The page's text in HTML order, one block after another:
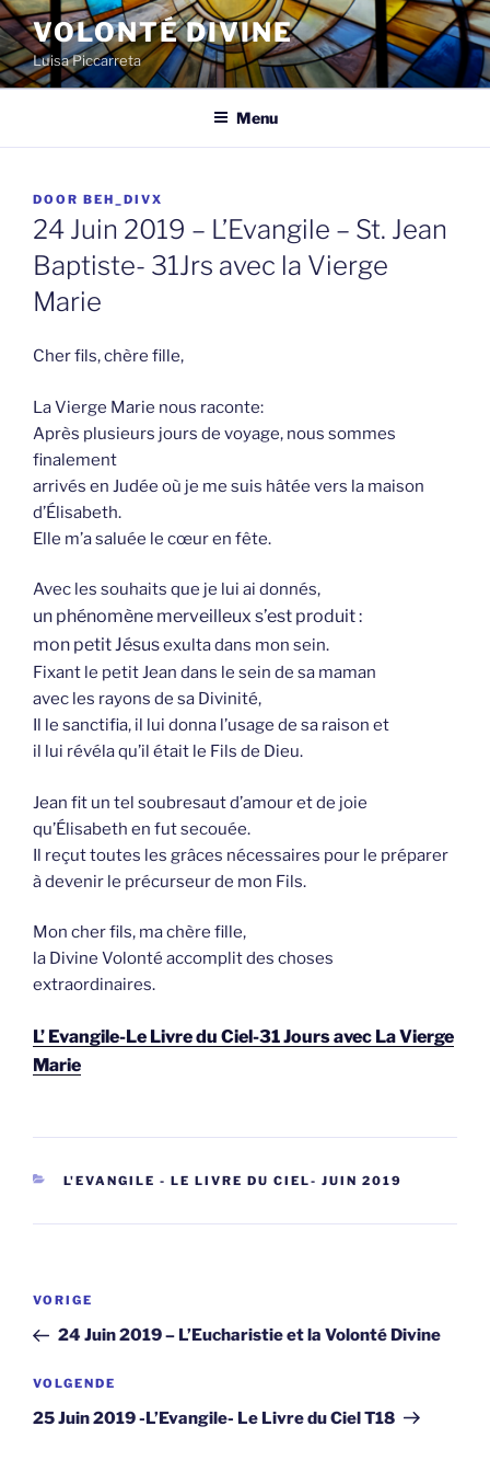
Spring
naar
de
inhoud
VOLONTÉ DIVINE
Luisa Piccarreta
Menu
GEPLAATST
OP
DOOR BEH_DIVX
24 Juin 2019 – L’Evangile – St. Jean
Baptiste- 31Jrs avec la Vierge
Marie
Cher fils, chère fille,
La Vierge Marie nous raconte:
Après plusieurs jours de voyage, nous sommes
finalement
arrivés en Judée où je me suis hâtée vers la maison
d’Élisabeth.
Elle m’a saluée le cœur en fête.
Avec les souhaits que je lui ai donnés,
un phénomène merveilleux s’est produit :
mon petit Jésusexulta dans mon sein.
Fixant le petit Jean dans le sein de sa maman
avec les rayons de sa Divinité,
Il le sanctifia, il lui donna l’usage de sa raison et
il lui révéla qu’il était le Fils de Dieu.
Jean fit un tel soubresaut d’amour et de joie
qu’Élisabeth en fut secouée.
Il reçut toutes les grâces nécessaires pour le préparer
à devenir le précurseur de mon Fils.
Mon cher fils, ma chère fille,
la Divine Volonté accomplit des choses
extraordinaires.
L’ Evangile-Le Livre du Ciel-31 Jours avec La Vierge
Marie
CATEGORIEËN
L'EVANGILE - LE LIVRE DU CIEL- JUIN 2019
Berichtnavigatie
Vorig
bericht
VORIGE
24 Juin 2019 – L’Eucharistie et la Volonté Divine
Volgend
bericht
VOLGENDE
25 Juin 2019 -L’Evangile- Le Livre du Ciel T18